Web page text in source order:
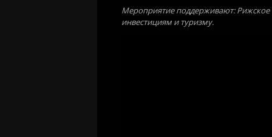
Мероприятие поддерживают: Рижское
инвестициям и туризму.